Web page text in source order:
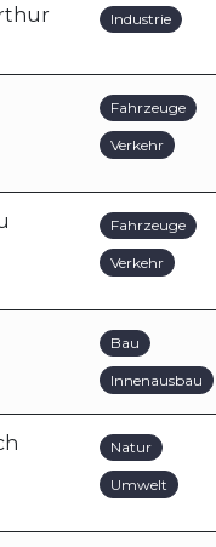
Industrie
Fahrzeuge
Verkehr
Fahrzeuge
Verkehr
Bau
Innenausbau
Natur
Umwelt